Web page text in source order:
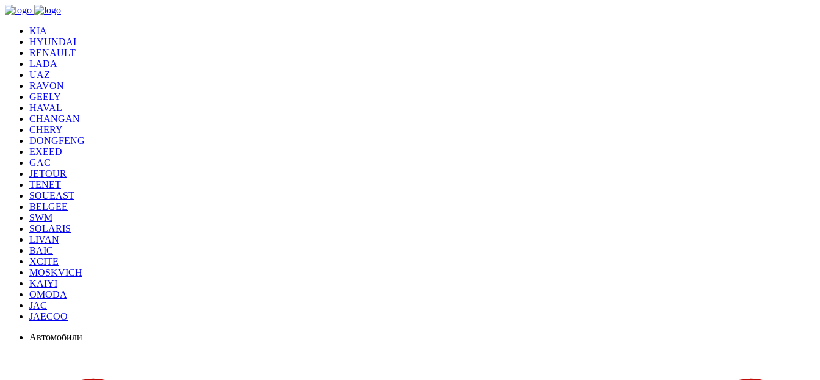
KIA
HYUNDAI
RENAULT
LADA
UAZ
RAVON
GEELY
HAVAL
CHANGAN
CHERY
DONGFENG
EXEED
GAC
JETOUR
TENET
SOUEAST
BELGEE
SWM
SOLARIS
LIVAN
BAIC
XCITE
MOSKVICH
KAIYI
OMODA
JAC
JAECOO
Автомобили